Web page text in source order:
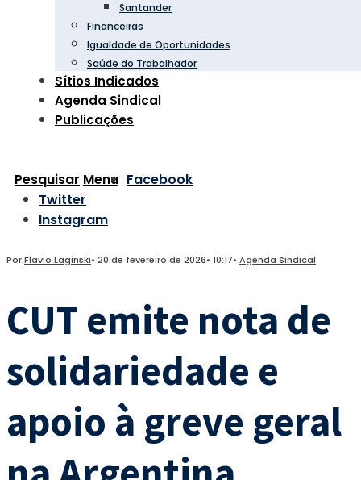
Santander
Financeiras
Igualdade de Oportunidades
Saúde do Trabalhador
Sítios Indicados
Agenda Sindical
Publicações
Pesquisar Menu Facebook
Twitter
Instagram
PorFlavio Laginski• 20 de fevereiro de 2026• 10:17• Agenda Sindical
CUT emite nota de
solidariedade e
apoio à greve geral